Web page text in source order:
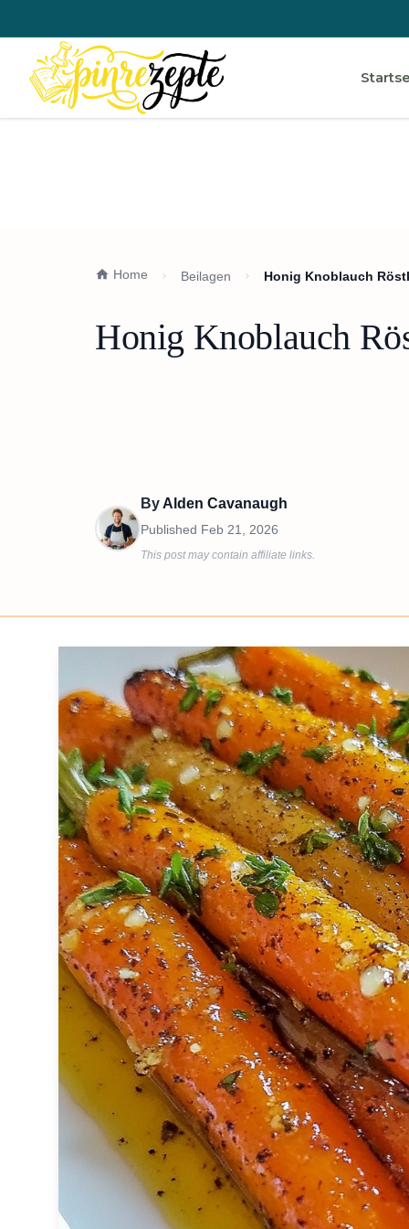
Home Beilagen Honig Knoblauch
Honig Knoblauch
ByAlden Cavanaugh
Published Feb 21, 2026
This post may contain affiliate links.